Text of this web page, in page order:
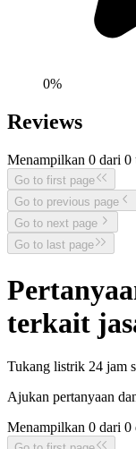
0%
Reviews
Menampilkan 0 dari 0
Go to first page
Go to previous page
Go to next page
Go to last page
terkait
Tukang listrik 24 jam
Ajukan pertanyaan
Menampilkan 0 dari 0